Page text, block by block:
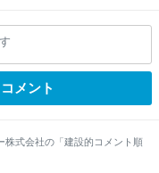
メント
株式会社の「建設的コメント順